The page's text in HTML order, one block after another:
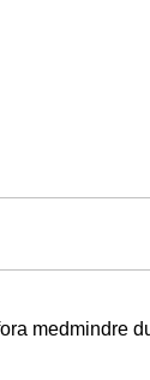
medmindre